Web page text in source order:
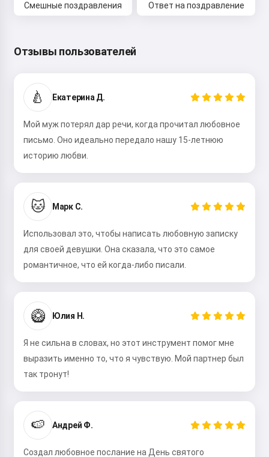
Смешные поздравления Ответ на поздравление
Отзывы пользователей
🍐 Екатерина Д.
Мой муж потерял дар речи, когда прочитал любовное
письмо. Оно идеально передало нашу 15-летнюю
историю любви.
🐱 Марк С.
Использовал это, чтобы написать любовную записку
для своей девушки. Она сказала, что это самое
романтичное, что ей когда-либо писали.
🥝 Юлия Н.
Я не сильна в словах, но этот инструмент помог мне
выразить именно то, что я чувствую. Мой партнер был
так тронут!
🍉 Андрей Ф.
Создал любовное послание на День святого
Политика возврата